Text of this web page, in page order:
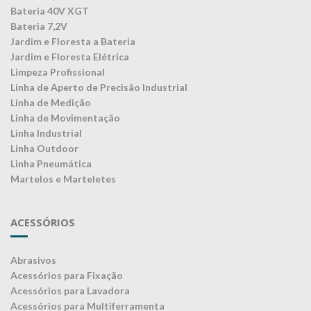
Bateria 40V XGT
Bateria 7,2V
Jardim e Floresta a Bateria
Jardim e Floresta Elétrica
Limpeza Profissional
Linha de Aperto de Precisão Industrial
Linha de Medição
Linha de Movimentação
Linha Industrial
Linha Outdoor
Linha Pneumática
Martelos e Marteletes
ACESSÓRIOS
Abrasivos
Acessórios para Fixação
Acessórios para Lavadora
Acessórios para Multiferramenta